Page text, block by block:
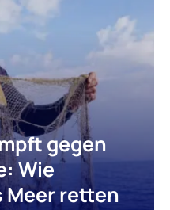
gegen
Wie
Meer retten